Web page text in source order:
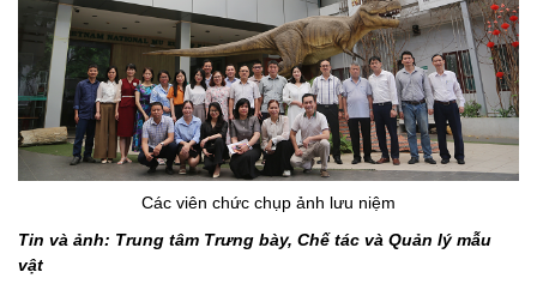
Các viên chức chụp ảnh lưu niệm
Tin và ảnh: Trung tâm Trưng bày, Chế tác và Quản lý mẫu
vật